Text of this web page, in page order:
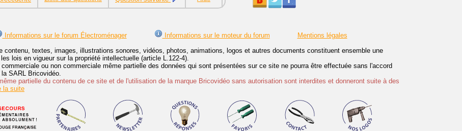
Informations sur le forum Électroménager Informations sur le moteur du forum
Mentions légales
contenu, textes, images, illustrations sonores, vidéos, photos, animations, logos et autres documents constituent ensemble une
lois en vigueur sur la propriété intellectuelle (article L.122-4).
ou non commerciale même partielle des données qui sont présentées sur ce site ne pourra être effectuée sans l'accord
SARL Bricovidéo.
partielle du contenu de ce site et de l'utilisation de la marque Bricovidéo sans autorisation sont interdites et donneront suite à des
la suite